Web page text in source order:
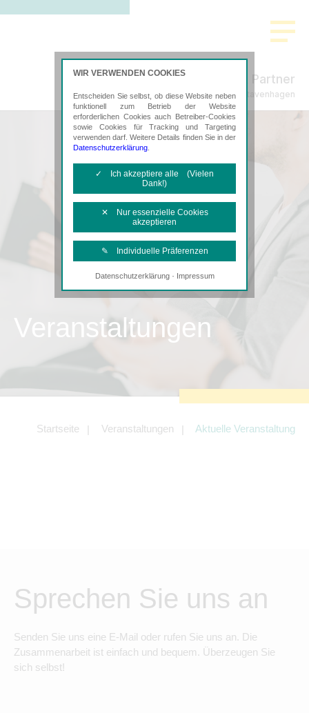
Freund & Partner
Steuerberatung in Stavenhagen
Veranstaltungen
Startseite Veranstaltungen Aktuelle Veranstaltung
Sprechen Sie uns an
Senden Sie uns eine E-Mail oder rufen Sie uns an. Die
Zusammenarbeit ist einfach und bequem. Überzeugen Sie
sich selbst!
WIR VERWENDEN COOKIES
Entscheiden Sie selbst, ob diese Website neben
funktionell zum Betrieb der Website
erforderlichen Cookies auch Betreiber-Cookies
sowie Cookies für Tracking und Targeting
verwenden darf. Weitere Details finden Sie in der
Datenschutzerklärung
✓ Ich akzeptiere alle (Vielen
Dank!)
✕ Nur essenzielle Cookies
akzeptieren
✎ Individuelle Präferenzen
Notwendige Cookies
Diese Cookies sind erforderlich, um die
Tracking- und Targeting-Cookies
Angebotes einschließlich der
Angeboten von z.B. Facebook und
LinkedIn.
Datenschutzerklärung· Impressum